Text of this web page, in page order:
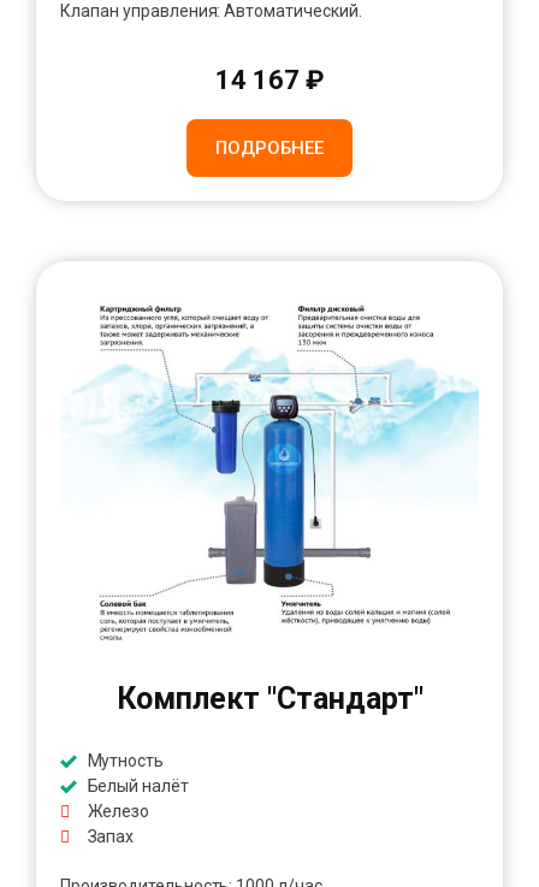
Клапан управления: Автоматический.
14 167 ₽
ПОДРОБНЕЕ
Комплект "Стандарт"
Мутность
Белый налёт
Железо
Запах